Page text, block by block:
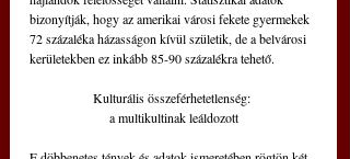
bizonyítják, hogy az amerikai városi fekete gyermekek
72 százaléka házasságon kívül születik, de a belvárosi
kerületekben ez inkább 85-90 százalékra tehető.
Kulturális összeférhetetlenség:
a multikultinak leáldozott